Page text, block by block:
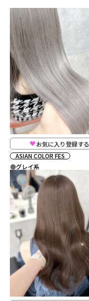
お気に入り登録する
ASIAN COLOR FES
グレイ系